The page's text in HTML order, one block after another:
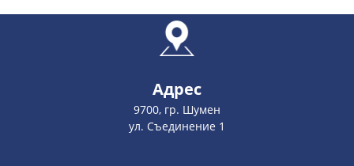
Адрес
9700, гр. Шумен
ул. Съединение 1